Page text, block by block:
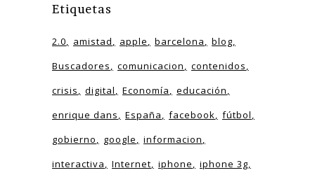
Etiquetas
2.0 amistad apple barcelona
blog
Buscadores
comunicacion
contenidos
crisis
digital Economía
educación
enrique dans
España facebook
fútbol
gobierno
google
informacion
interactiva
Internet iphone
iphone 3g